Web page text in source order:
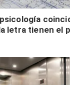
letra tienen el
por